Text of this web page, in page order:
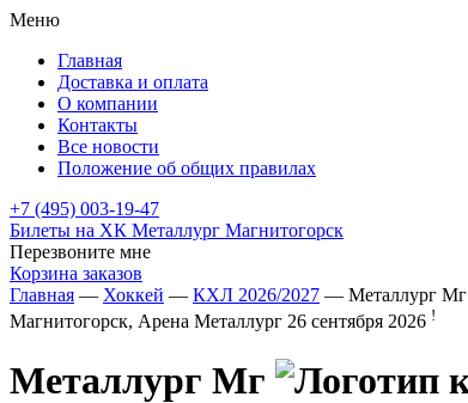
Меню
Главная
Доставка и оплата
О компании
Контакты
Все новости
Положение об общих правилах
+7 (495) 003-19-47
Билеты на ХК Металлург Магнитогорск
Перезвоните мне
Корзина заказов
Главная — Хоккей — КХЛ 2026/2027 — Металлург
Магнитогорск, Арена Металлург 26 сентября 2026 !
Металлург Мг